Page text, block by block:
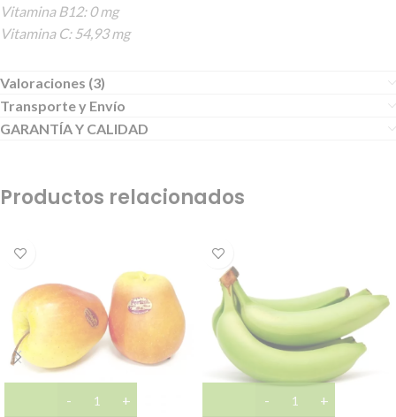
Vitamina B12: 0 mg
Vitamina C: 54,93 mg
Valoraciones (3)
Transporte y Envío
GARANTÍA Y CALIDAD
Productos relacionados